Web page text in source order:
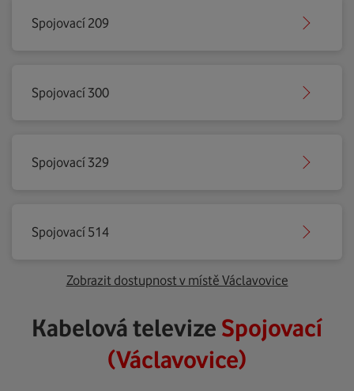
Spojovací 209
Spojovací 300
Spojovací 329
Spojovací 514
Zobrazit dostupnost v místě Václavovice
Kabelová televize Spojovací
(Václavovice)